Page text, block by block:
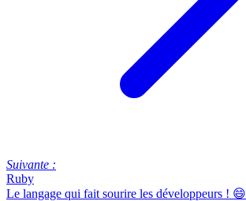
Suivante :
Ruby
Le langage qui fait sourire les développeurs ! 😄